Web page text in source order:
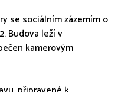
se sociálním zázemím o
Budova leží v
kamerovým